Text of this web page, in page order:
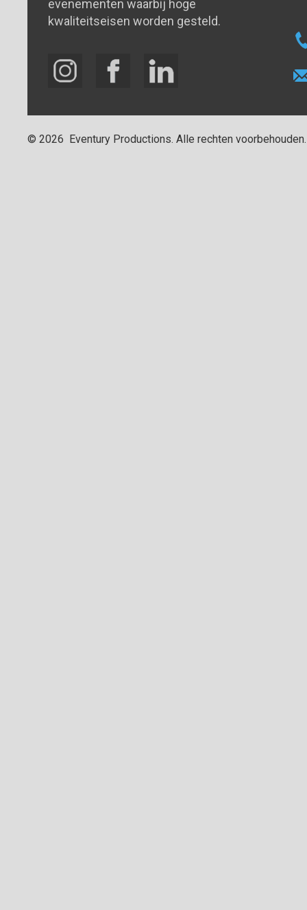
evenementen waarbij hoge
kwaliteitseisen worden gesteld.
© 2026 Eventury Productions. Alle rechten voorbehouden.